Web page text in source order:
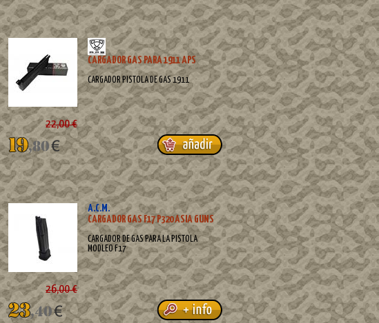
CARGADOR GAS PARA 1911 APS
CARGADOR PISTOLA DE GAS 1911
22,00 €
A.C.M.
CARGADOR GAS F17 P320 ASIA GUNS
CARGADOR DE GAS PARA LA PISTOLA
MODLEO F17
26,00 €